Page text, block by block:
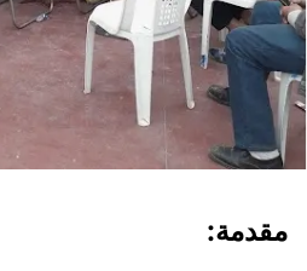
مقدمة: